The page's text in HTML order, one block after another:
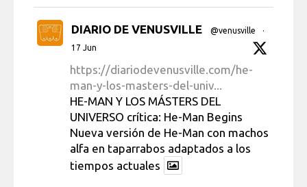
DIARIO DE VENUSVILLE @venusville
·
17 Jun
https://diariodevenusville.com/he-
man-y-los-masters-del-univ...
HE-MAN Y LOS MÁSTERS DEL
UNIVERSO crítica: He-Man Begins
Nueva versión de He-Man con machos
alfa en taparrabos adaptados a los
tiempos actuales